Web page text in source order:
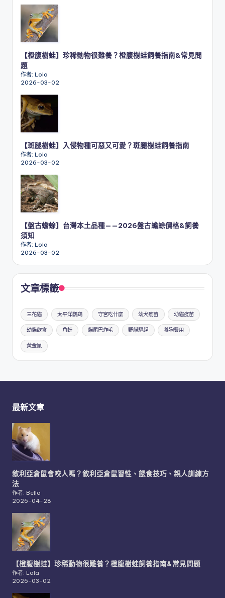
【橙腹樹蛙】珍稀動物很難養？橙腹樹蛙飼養指南&常見問
題
作者: Lola
2026-03-02
【斑腿樹蛙】入侵物種可惡又可愛？斑腿樹蛙飼養指南
作者: Lola
2026-03-02
【盤古蟾蜍】台灣本土品種——2026盤古蟾蜍價格&飼養
須知
作者: Lola
2026-03-02
文章標籤
三花貓 太平洋鸚鵡 守宮吃什麼 幼犬疫苗 幼貓疫苗
幼貓飲食 角蛙 貓尾巴炸毛 野貓驅趕 養狗費用
黃金鼠
最新文章
敘利亞倉鼠會咬人嗎？敘利亞倉鼠習性、餵食技巧、親人訓練方
法
作者: Bella
2026-04-28
【橙腹樹蛙】珍稀動物很難養？橙腹樹蛙飼養指南&常見問題
作者: Lola
2026-03-02